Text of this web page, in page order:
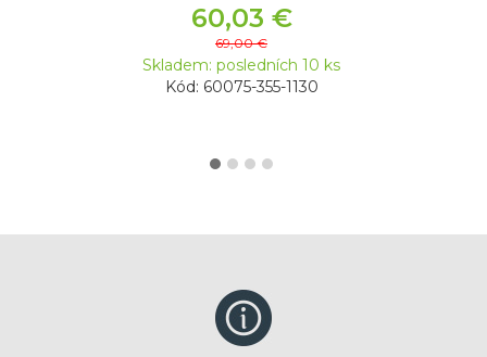
60,03 €
69,00 €
Skladem: posledních 10 ks
Kód: 60075-355-1130